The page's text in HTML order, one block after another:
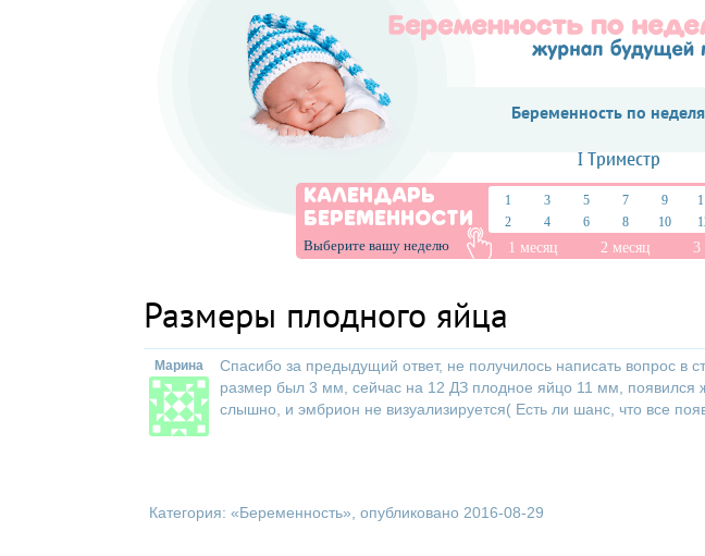
Беременность по
I Триместр
КАЛЕНДАРЬ
БЕРЕМЕННОСТИ
Выберите вашу неделю
1 3 5 7 9
2
4 6 8 10
1 месяц 2 месяц 3
Размеры плодного яйца
Марина
Спасибо за предыдущий ответ, не получилось написать вопрос в
размер был 3 мм, сейчас на 12 ДЗ плодное яйцо 11 мм, появился
слышно, и эмбрион не визуализируется( Есть ли шанс, что все
Категория: «Беременность», опубликовано 2016-08-29